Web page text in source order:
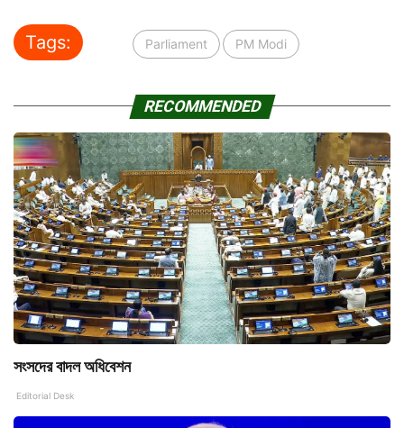
Tags: Parliament PM Modi
RECOMMENDED
সংসদের বাদল অধিবেশন
Editorial Desk